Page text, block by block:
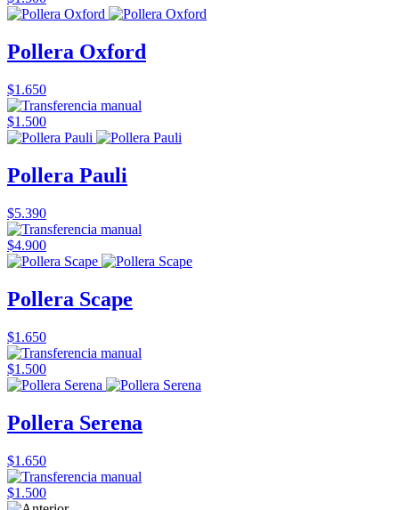
Pollera Oxford
$1.650
$1.500
Pollera Pauli
$5.390
$4.900
Pollera Scape
$1.650
$1.500
Pollera Serena
$1.650
$1.500